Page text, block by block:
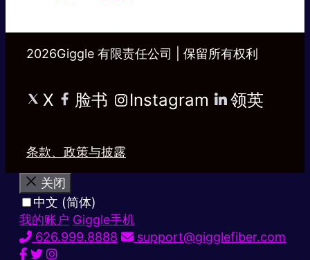
2026Giggle 有限责任公司 | 保留所有权利
X 脸书 Instagram 领英
条款、政策与披露
关闭
中文 (简体)
我的账户 Giggle手机
626.999.8888
support@gigglefiber.com